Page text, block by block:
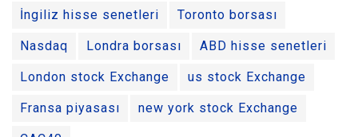
İngiliz hisse senetleri Toronto borsası
Nasdaq Londra borsası ABD hisse senetleri
London stock Exchange us stock Exchange
Fransa piyasası new york stock Exchange